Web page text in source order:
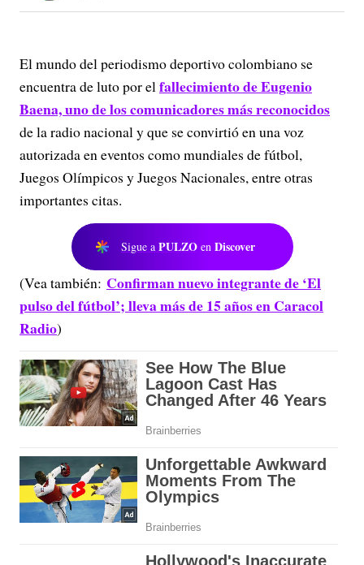
El mundo del periodismo deportivo colombiano se
encuentra de luto por elfallecimiento de Eugenio
Baena, uno de los comunicadores más reconocidos
de la radio nacional y que se convirtió en una voz
autorizada en eventos como mundiales de fútbol,
Juegos Olímpicos y Juegos Nacionales, entre otras
importantes citas.
Sigue a PULZO en Discover
(Vea también: Confirman nuevo integrante de ‘El
pulso del fútbol’; lleva más de 15 años en Caracol
Radio)